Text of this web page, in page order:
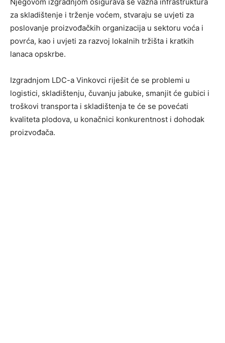
za skladištenje i trženje voćem, stvaraju se uvjeti za
poslovanje proizvođačkih organizacija u sektoru voća i
povrća, kao i uvjeti za razvoj lokalnih tržišta i kratkih
lanaca opskrbe.
Izgradnjom LDC-a Vinkovci riješit će se problemi u
logistici, skladištenju, čuvanju jabuke, smanjit će gubici i
troškovi transporta i skladištenja te će se povećati
kvaliteta plodova, u konačnici konkurentnost i dohodak
proizvođača.